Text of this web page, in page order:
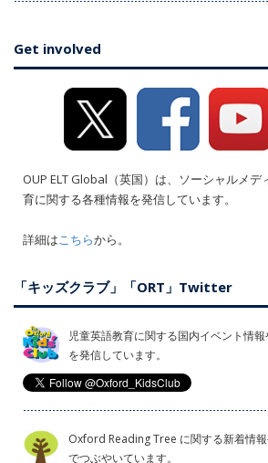
Get involved
OUP ELT Global（英国）は、ソーシャルメ
育に関する各種情報を発信しています。
詳細はこちらから。
「キッズクラブ」「ORT」Twitter
児童英語教育に関する国内イベント情
を発信しています。
Oxford Reading Tree に関する新着情
でつぶやいています。